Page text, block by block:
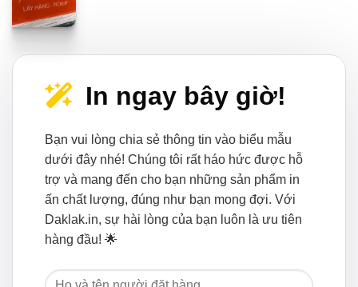
In ngay bây giờ!
Bạn vui lòng chia sẻ thông tin vào biểu mẫu
dưới đây nhé! Chúng tôi rất háo hức được hỗ
trợ và mang đến cho bạn những sản phẩm in
ấn chất lượng, đúng như bạn mong đợi. Với
Daklak.in, sự hài lòng của bạn luôn là ưu tiên
hàng đầu! 🌟